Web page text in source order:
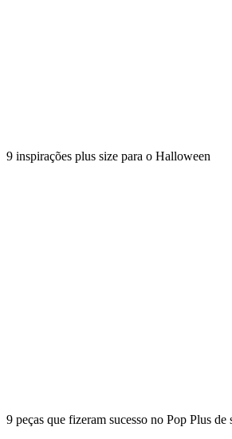
9 inspirações plus size para o Halloween
9 peças que fizeram sucesso no Pop Plus de